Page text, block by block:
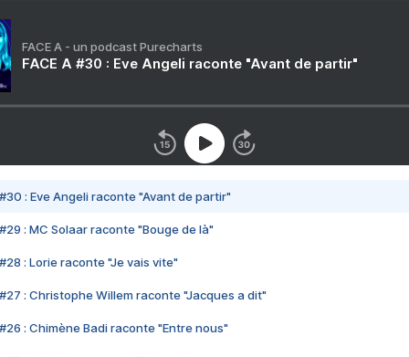
FACE A - un podcast Purecharts
FACE A #30 : Eve Angeli raconte "Avant de partir"
#30 : Eve Angeli raconte "Avant de partir"
#29 : MC Solaar raconte "Bouge de là"
#28 : Lorie raconte "Je vais vite"
#27 : Christophe Willem raconte "Jacques a dit"
#26 : Chimène Badi raconte "Entre nous"